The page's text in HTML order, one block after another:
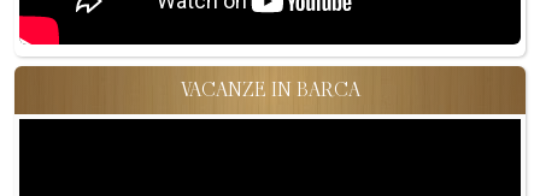
VACANZE IN BARCA